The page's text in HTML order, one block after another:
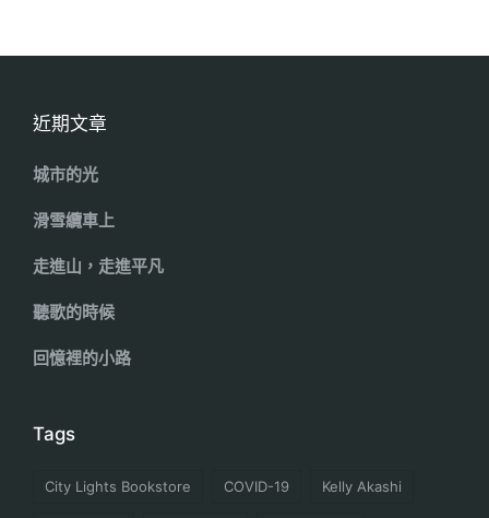
近期文章
城市的光
滑雪纜車上
走進山，走進平凡
聽歌的時候
回憶裡的小路
Tags
City Lights Bookstore COVID-19 Kelly Akashi